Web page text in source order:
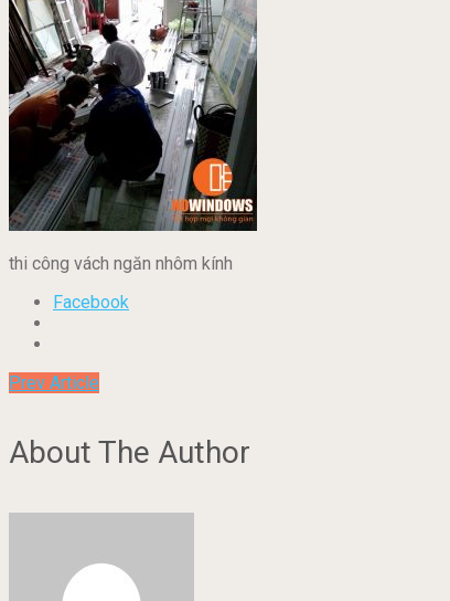
thi công vách ngăn nhôm kính
Facebook
Prev Article
About The Author